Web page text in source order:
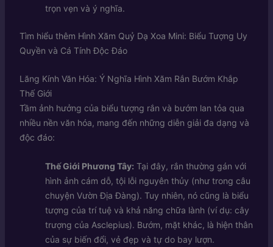
trọn vẹn và ý nghĩa.
Tìm hiểu thêm Hình Xăm Quỷ Dạ Xoa Mini: Biểu Tượng Uy
Quyền và Cá Tính Độc Đáo
Lăng Kính Văn Hóa: Ý Nghĩa Hình Xăm Rắn Bướm Khắp
Thế Giới
Tầm ảnh hưởng của biểu tượng rắn và bướm lan tỏa qua
nhiều nền văn hóa, mang đến những diễn giải đa dạng và
độc đáo:
Thế Giới Phương Tây: Tại đây, rắn thường gán với
hình ảnh cám dỗ, tội lỗi nguyên thủy (như trong câu
chuyện Vườn Địa Đàng). Tuy nhiên, nó cũng là biểu
tượng của trí tuệ và khả năng chữa lành (ví dụ: cây
trượng của Asclepius). Bướm, mặt khác, là hiện thân
của sự biến đổi, vẻ đẹp và tự do bay lượn.